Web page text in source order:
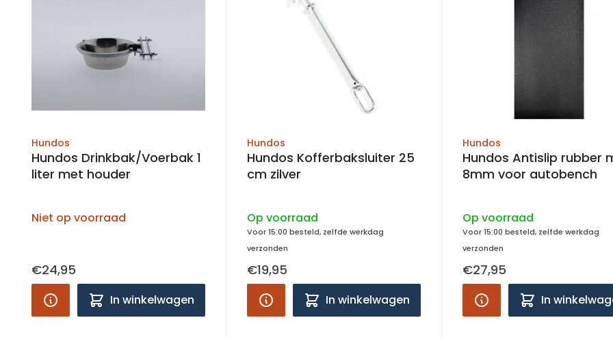
Hundos
Hundos Drinkbak/Voerbak 1
liter met houder
Niet op voorraad
€24,95
In winkelwagen
Hundos
Hundos Kofferbaksluiter 25
cm zilver
Op voorraad
Voor 15:00 besteld, zelfde werkdag
verzonden
€19,95
In winkelwagen
Hundos
Hundos Antislip rubber
8mm voor autobench
Op voorraad
Voor 15:00 besteld, zelfde werkdag
verzonden
€27,95
In